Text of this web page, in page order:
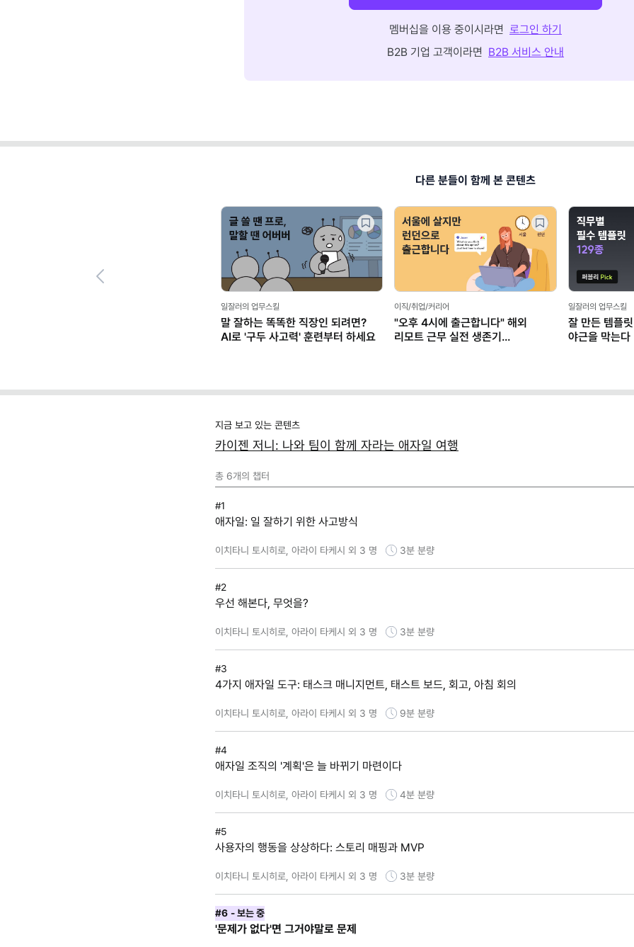
멤버십을 이용 중이시라면 로그인 하기
B2B 기업 고객이라면 B2B 서비스 안내
다른 분들이 함께 본 콘텐츠
마음다스리기/자기관리
복잡한 건 질색이라면 2026 하반기
초간단 해빗 트래커 (구글
산업/비즈니스 트렌드
아직도 데이터 요청하고
기다리나요? 스노우플레이크
마케팅 트렌드/실무
'AI 티 난다' 소
프롬프트 공
지금 보고 있는 콘텐츠
카이젠 저니: 나와 팀이 함께 자라는 애자일 여행
총 6개의 챕터
#1
애자일: 일 잘하기 위한 사고방식
이치타니 토시히로, 아라이 타케시 외 3 명 3분 분량
#2
우선 해본다, 무엇을?
이치타니 토시히로, 아라이 타케시 외 3 명 3분 분량
#3
4가지 애자일 도구: 태스크 매니지먼트, 태스트 보드, 회고, 아침 회의
이치타니 토시히로, 아라이 타케시 외 3 명 9분 분량
#4
애자일 조직의 '계획'은 늘 바뀌기 마련이다
이치타니 토시히로, 아라이 타케시 외 3 명 4분 분량
#5
사용자의 행동을 상상하다: 스토리 매핑과 MVP
이치타니 토시히로, 아라이 타케시 외 3 명 3분 분량
#6 - 보는 중
'문제가 없다'면 그거야말로 문제